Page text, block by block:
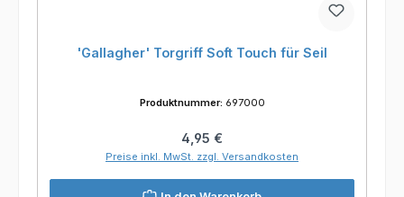
'Gallagher' Torgriff Soft Touch für Seil
Produktnummer: 697000
Regulärer Preis:
4,95 €
Preise inkl. MwSt. zzgl. Versandkosten